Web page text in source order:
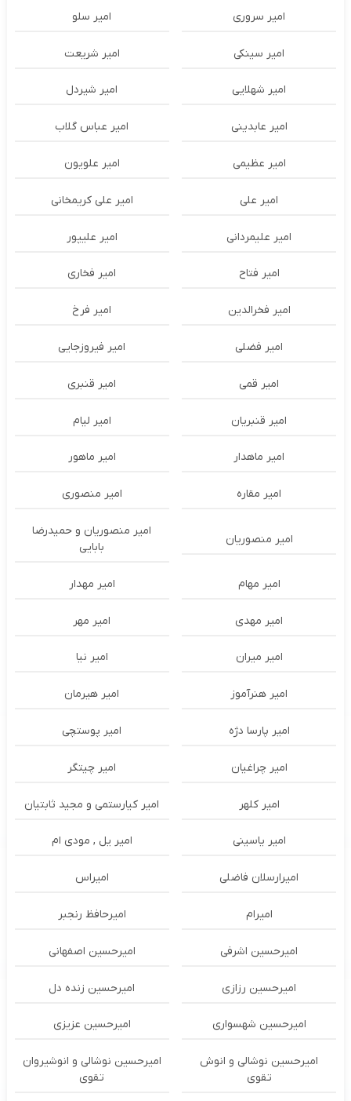
امیر سروری امیر سلو
امیر سینکی امیر شریعت
امیر شهلایی امیر شیردل
امیر عابدینی امیر عباس گلاب
امیر عظیمی امیر علویون
امیر علی امیر علی کریمخانی
امیر علیمردانی امیر علیپور
امیر فتاح امیر فخاری
امیر فخرالدین امیر فرخ
امیر فضلی امیر فیروزجایی
امیر قمی امیر قنبری
امیر قنبریان امیر لیام
امیر ماهدار امیر ماهور
امیر مقاره امیر منصوری
امیر منصوریان
امیر منصوریان و حمیدرضا
بابایی
امیر مهام امیر مهدار
امیر مهدی امیر مهر
امیر میران امیر نیا
امیر هنرآموز امیر هیرمان
امیر پارسا دژه امیر پوستچی
امیر چراغیان امیر چیتگر
امیر کلهر امیر کیارستمی و مجید ثابتیان
امیر یاسینی امیر یل , مودی ام
امیرارسلان فاضلی امیراس
امیرام امیرحافظ رنجبر
امیرحسین اشرفی امیرحسین اصفهانی
امیرحسین رزازی امیرحسین زنده دل
امیرحسین شهسواری امیرحسین عزیزی
امیرحسین نوشالی و انوش
تقوی
امیرحسین نوشالی و انوشیروان
تقوی